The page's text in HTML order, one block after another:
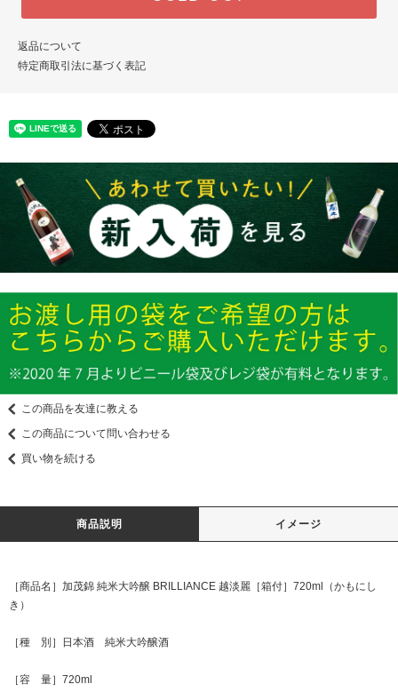
返品について
特定商取引法に基づく表記
この商品を友達に教える
この商品について問い合わせる
買い物を続ける
商品説明 イメージ
［商品名］加茂錦 純米大吟醸 BRILLIANCE 越淡麗［箱付］720ml（かもにし
き）
［種 別］日本酒 純米大吟醸酒
［容 量］720ml